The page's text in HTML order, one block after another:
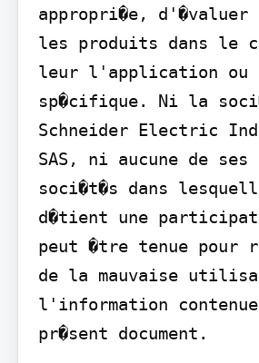
appropri�e,
les produits dans le
leur l'application
sp�cifique. Ni la
Schneider Electric
SAS, ni aucune de
soci�t�s dans
d�tient une
peut �tre tenue pour
de la mauvaise
l'information
pr�sent document.